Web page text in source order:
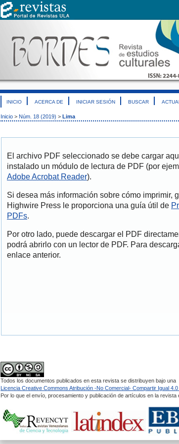
INICIO ACERCA DE INICIAR SESIÓN BUSCAR ACTUAL
Inicio > Núm. 18 (2019) > Lima
El archivo PDF seleccionado se debe cargar
instalado un módulo de lectura de PDF (por
Adobe Acrobat Reader).
Si desea más información sobre cómo imprimir,
Highwire Press le proporciona una guía útil de
PDFs.
Por otro lado, puede descargar el PDF
podrá abrirlo con un lector de PDF. Para
enlace anterior.
Todos los documentos publicados en esta revista se distribuyen bajo una
Licencia Creative Commons Atribución -No Comercial- Compartir Igual 4.0
Por lo que el envío, procesamiento y publicación de artículos en la revista